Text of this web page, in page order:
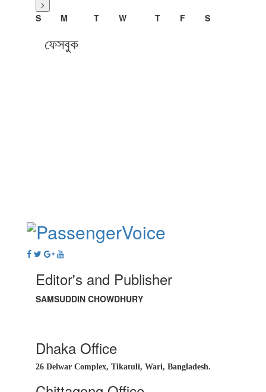
>
S
M T W T F S
ফেসবুক
Editor's and Publisher
SAMSUDDIN CHOWDHURY
Dhaka Office
26 Delwar Complex, Tikatuli, Wari, Bangladesh.